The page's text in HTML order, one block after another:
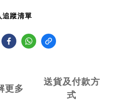
追蹤清單
更多
送貨及付款方
式